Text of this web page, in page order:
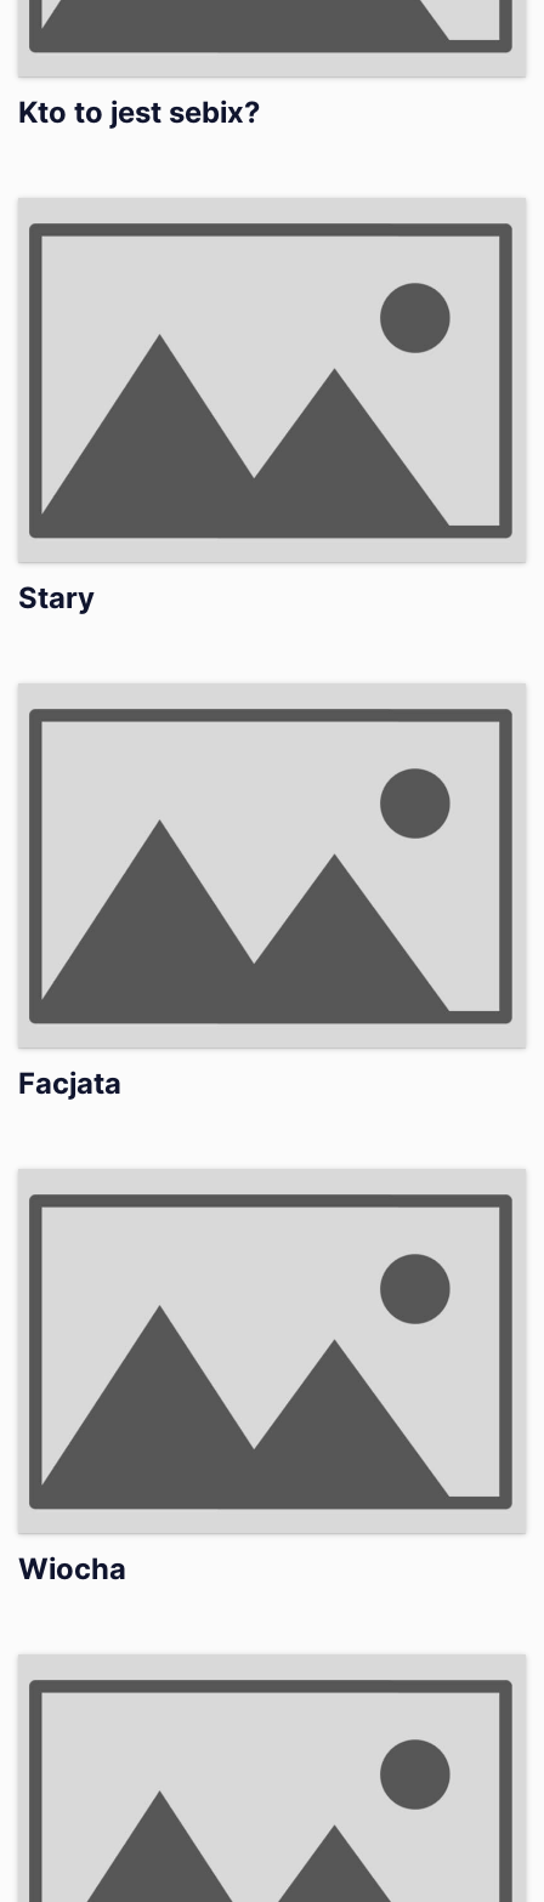
Kto to jest sebix?
Stary
Facjata
Wiocha